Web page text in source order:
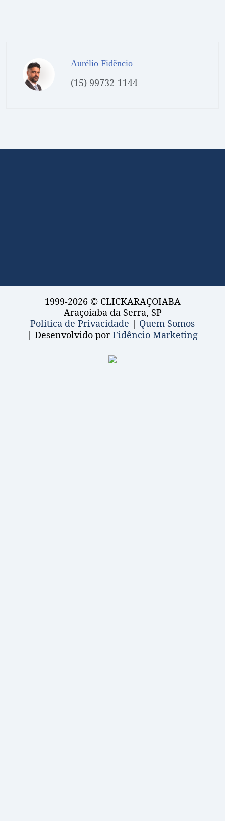
Aurélio Fidêncio
(15) 99732-1144
1999-2026 © CLICKARAÇOIABA
Araçoiaba da Serra, SP
Política de Privacidade | Quem Somos
| Desenvolvido porFidêncio Marketing